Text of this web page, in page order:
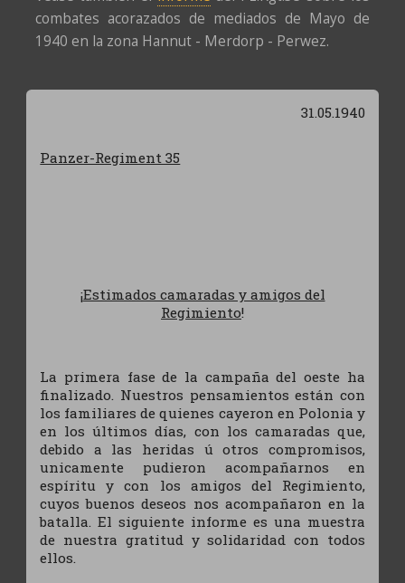
combates acorazados de mediados de Mayo de
1940 en la zona Hannut - Merdorp - Perwez.
31.05.1940
Panzer-Regiment 35
¡Estimados camaradas y amigos del
Regimiento!
La primera fase de la campaña del oeste ha
finalizado. Nuestros pensamientos están con
los familiares de quienes cayeron en Polonia y
en los últimos días, con los camaradas que,
debido a las heridas ú otros compromisos,
unicamente pudieron acompañarnos en
espíritu y con los amigos del Regimiento,
cuyos buenos deseos nos acompañaron en la
batalla. El siguiente informe es una muestra
de nuestra gratitud y solidaridad con todos
ellos.